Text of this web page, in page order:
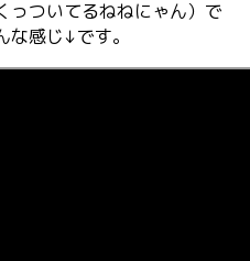
っついてるねねにゃん）で
感じ↓です。